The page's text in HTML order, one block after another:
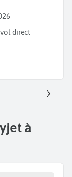
direct
à